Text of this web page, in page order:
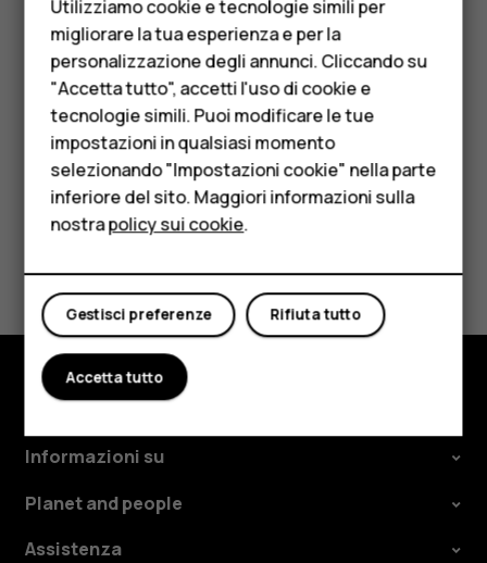
Telefoni per anziani
Accessori
HMD Terra M
Per le imprese
Tablet
Negozio
Il mio account
Scattare foto panoramiche
Toccare Fotocamera menu> Panoramica
istruzioni sul telefono.
Sì No
Informazioni su
Planet and people
Assistenza
Utilizziamo cookie e tecnologie simili per
migliorare la tua esperienza e per la
personalizzazione degli annunci. Cliccando su
"Accetta tutto", accetti l'uso di cookie e
tecnologie simili. Puoi modificare le tue
impostazioni in qualsiasi momento
selezionando "Impostazioni cookie" nella parte
inferiore del sito. Maggiori informazioni sulla
nostrapolicy sui cookie.
Rifiuta tutto
Gestisci preferenze
Accetta tutto